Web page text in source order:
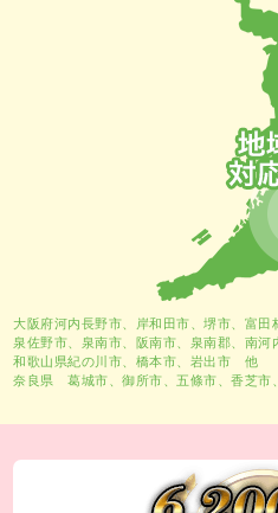
大阪府河内長野市、 岸和田市 、堺市 、富
泉佐野市、泉南市、阪南市、泉南郡、南
和歌山県紀の川市、橋本市、岩出市 他
奈良県 葛城市、御所市、五條市、香芝